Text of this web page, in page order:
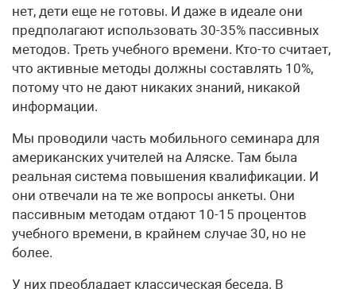
нет, дети еще не готовы. И даже в идеале они
предполагают использовать 30-35% пассивных
методов. Треть учебного времени. Кто-то считает,
что активные методы должны составлять 10%,
потому что не дают никаких знаний, никакой
информации.
Мы проводили часть мобильного семинара для
американских учителей на Аляске. Там была
реальная система повышения квалификации. И
они отвечали на те же вопросы анкеты. Они
пассивным методам отдают 10-15 процентов
учебного времени, в крайнем случае 30, но не
более.
У них преобладает классическая беседа. В